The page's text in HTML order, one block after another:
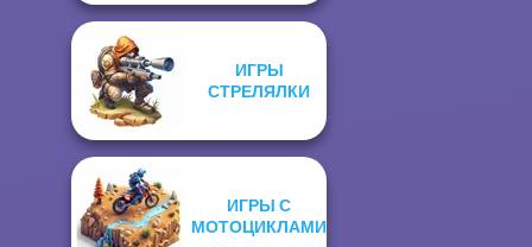
ИГРЫ
СТРЕЛЯЛКИ
ИГРЫ С
МОТОЦИКЛАМИ